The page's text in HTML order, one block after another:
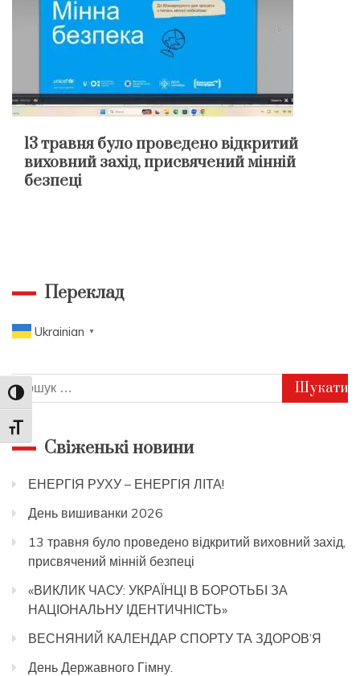
Toggle High Contrast
Toggle Font size
13 травня було проведено відкритий
виховний захід, присвячений мінній
безпеці
Переклад
Ukrainian ▼
Пошук:
Свіженькі новини
ЕНЕРГІЯ РУХУ – ЕНЕРГІЯ ЛІТА!
День вишиванки 2026
13 травня було проведено відкритий виховний захід,
присвячений мінній безпеці
«ВИКЛИК ЧАСУ: УКРАЇНЦІ В БОРОТЬБІ ЗА
НАЦІОНАЛЬНУ ІДЕНТИЧНІСТЬ»
ВЕСНЯНИЙ КАЛЕНДАР СПОРТУ ТА ЗДОРОВ’Я
День Державного Гімну.